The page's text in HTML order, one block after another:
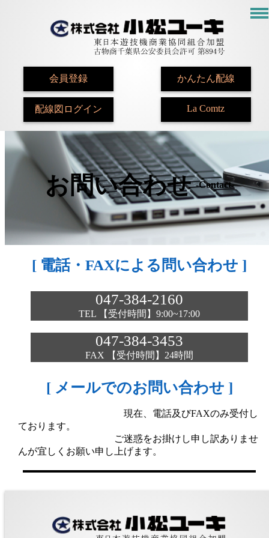
会員登録 かんたん配線
配線図ログイン La Comtz
お問い合わせ -Contact-
[ 電話・FAXによる問い合わせ ]
047-384-2160
TEL 【受付時間】9:00~17:00
047-384-3453
FAX 【受付時間】24時間
[ メールでのお問い合わせ ]
現在、電話及びFAXのみ受付し
ております。
ご迷惑をお掛けし申し訳ありませ
んが宜しくお願い申し上げます。